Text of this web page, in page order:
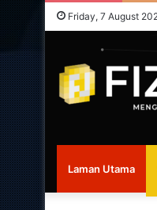
Friday, 7 August
Laman Utama